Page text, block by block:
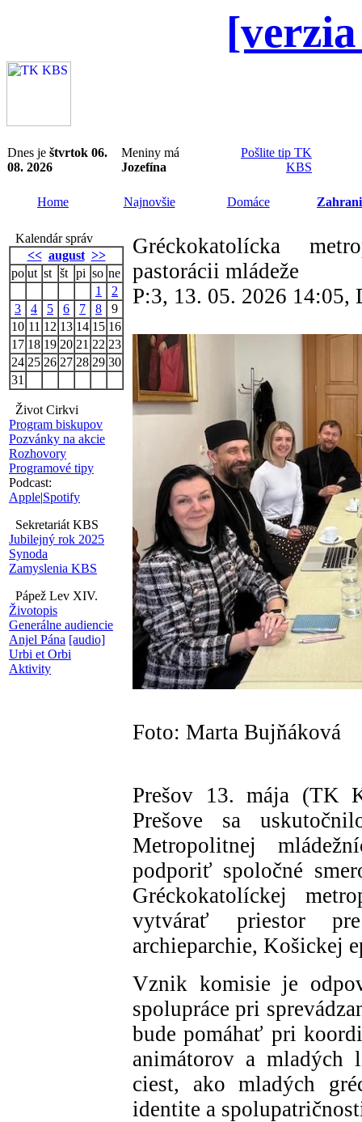
Dnes je štvrtok 06.
08. 2026
Meniny má
Jozefína
Pošlite tip TK
KBS
Home Najnovšie Domáce
Kalendár správ
<< august >>
po ut st št pi so ne
1
2
3
4 5 6 7 8
9
10 11 12 13 14 15 16
17 18 19 20 21 22 23
24 25 26 27 28 29 30
31
Život Cirkvi
Program biskupov
Pozvánky na akcie
Rozhovory
Programové tipy
Podcast:
Apple|Spotify
Sekretariát KBS
Jubilejný rok 2025
Synoda
Zamyslenia KBS
Pápež Lev XIV.
Životopis
Generálne audiencie
Anjel Pána [audio]
Urbi et Orbi
Aktivity
Gréckokatolícka
pastorácii mládeže
P:3, 13. 05. 2026 14:05,
Foto: Marta Bujňáková
Prešov 13. mája (TK
Prešove sa
Metropolitnej
podporiť spoločné
Gréckokatolíckej
vytvárať priestor
archieparchie, Košickej
Vznik komisie je
spolupráce pri
bude pomáhať pri
animátorov a mladých
ciest, ako mladých
identite a